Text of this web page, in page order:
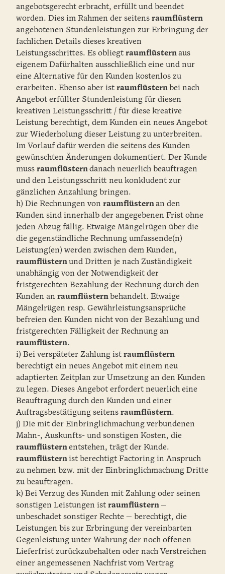
angebotsgerecht erbracht, erfüllt und beendet
worden. Dies im Rahmen der seitens raumflüstern
angebotenen Stundenleistungen zur Erbringung der
fachlichen Details dieses kreativen
Leistungsschrittes. Es obliegt raumflüsternaus
eigenem Dafürhalten ausschließlich eine und nur
eine Alternative für den Kunden kostenlos zu
erarbeiten. Ebenso aber ist raumflüstern bei nach
Angebot erfüllter Stundenleistung für diesen
kreativen Leistungsschritt / für diese kreative
Leistung berechtigt, dem Kunden ein neues Angebot
zur Wiederholung dieser Leistung zu unterbreiten.
Im Vorlauf dafür werden die seitens des Kunden
gewünschten Änderungen dokumentiert. Der Kunde
muss raumflüsterndanach neuerlich beauftragen
und den Leistungsschritt neu konkludent zur
gänzlichen Anzahlung bringen.
h) Die Rechnungen von raumflüsternan den
Kunden sind innerhalb der angegebenen Frist ohne
jeden Abzug fällig. Etwaige Mängelrügen über die
die gegenständliche Rechnung umfassende(n)
Leistung(en) werden zwischen dem Kunden,
raumflüsternund Dritten je nach Zuständigkeit
unabhängig von der Notwendigkeit der
fristgerechten Bezahlung der Rechnung durch den
Kunden an raumflüstern behandelt. Etwaige
Mängelrügen resp. Gewährleistungsansprüche
befreien den Kunden nicht von der Bezahlung und
fristgerechten Fälligkeit der Rechnung an
raumflüstern.
i) Bei verspäteter Zahlung ist raumflüstern
berechtigt ein neues Angebot mit einem neu
adaptierten Zeitplan zur Umsetzung an den Kunden
zu legen. Dieses Angebot erfordert neuerlich eine
Beauftragung durch den Kunden und einer
Auftragsbestätigung seitens raumflüstern.
j) Die mit der Einbringlichmachung verbundenen
Mahn-, Auskunfts- und sonstigen Kosten, die
raumflüsternentstehen, trägt der Kunde.
raumflüsternist berechtigt Factoring in Anspruch
zu nehmen bzw. mit der Einbringlichmachung Dritte
zu beauftragen.
k) Bei Verzug des Kunden mit Zahlung oder seinen
sonstigen Leistungen ist raumflüstern—
unbeschadet sonstiger Rechte — berechtigt, die
Leistungen bis zur Erbringung der vereinbarten
Gegenleistung unter Wahrung der noch offenen
Lieferfrist zurückzubehalten oder nach Verstreichen
einer angemessenen Nachfrist vom Vertrag